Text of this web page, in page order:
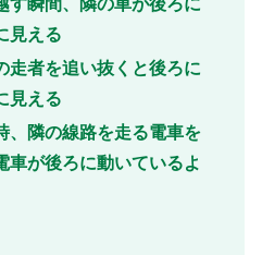
見える
走者を追い抜くと後ろに
見える
、隣の線路を走る電車を
車が後ろに動いているよ